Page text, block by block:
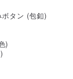
タン (包釦)
)